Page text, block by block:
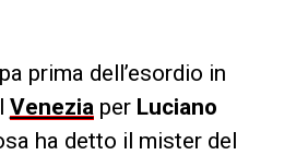
prima dell’esordio in
Venezia per Luciano
ha detto il mister del